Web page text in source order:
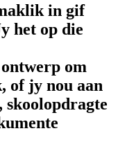
in gif
het op die
om
of jy nou aan